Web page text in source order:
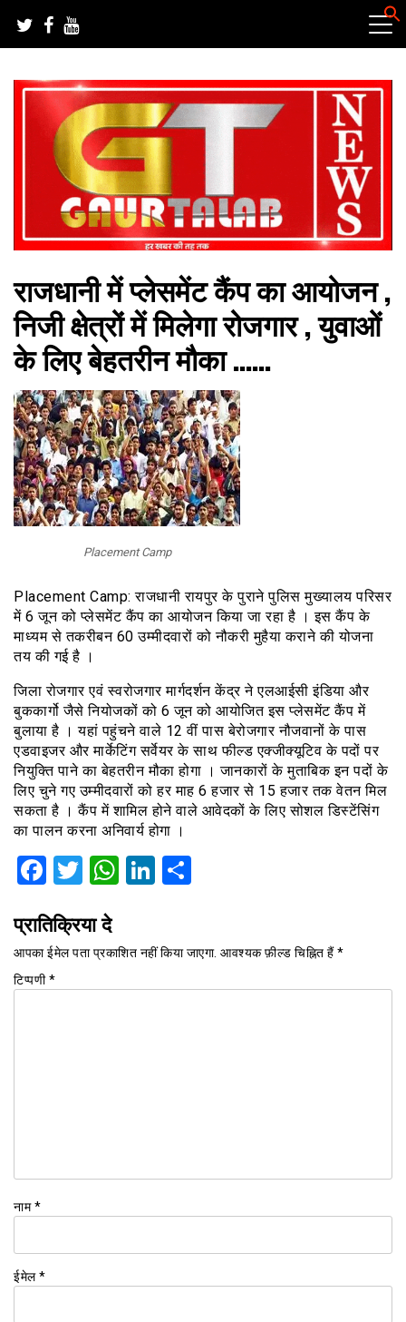
content
गौरतलब न्यूज
राजधानी में प्लेसमेंट कैंप का आयोजन ,
निजी क्षेत्रों में मिलेगा रोजगार , युवाओं
के लिए बेहतरीन मौका ……
Placement Camp
Placement Camp: राजधानी रायपुर के पुराने पुलिस मुख्यालय परिसर
में 6 जून को प्लेसमेंट कैंप का आयोजन किया जा रहा है । इस कैंप के
माध्यम से तकरीबन 60 उम्मीदवारों को नौकरी मुहैया कराने की योजना
तय की गई है ।
जिला रोजगार एवं स्वरोजगार मार्गदर्शन केंद्र ने एलआईसी इंडिया और
बुककार्गो जैसे नियोजकों को 6 जून को आयोजित इस प्लेसमेंट कैंप में
बुलाया है । यहां पहुंचने वाले 12 वीं पास बेरोजगार नौजवानों के पास
एडवाइजर और मार्केटिंग सर्वेयर के साथ फील्ड एक्जीक्यूटिव के पदों पर
नियुक्ति पाने का बेहतरीन मौका होगा । जानकारों के मुताबिक इन पदों के
लिए चुने गए उम्मीदवारों को हर माह 6 हजार से 15 हजार तक वेतन मिल
सकता है । कैंप में शामिल होने वाले आवेदकों के लिए सोशल डिस्टेंसिंग
का पालन करना अनिवार्य होगा ।
Facebook
Twitter
WhatsApp
LinkedIn
प्रातिक्रिया दे
आपका ईमेल पता प्रकाशित नहीं किया जाएगा. आवश्यक फ़ील्ड चिह्नित हैं*
टिप्पणी*
नाम*
ईमेल*